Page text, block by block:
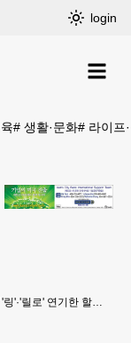
login
# 생활·문화# 라이프
'링'·'릴로' 연기한 할리우드 배우 체이스, 에이즈로 사망